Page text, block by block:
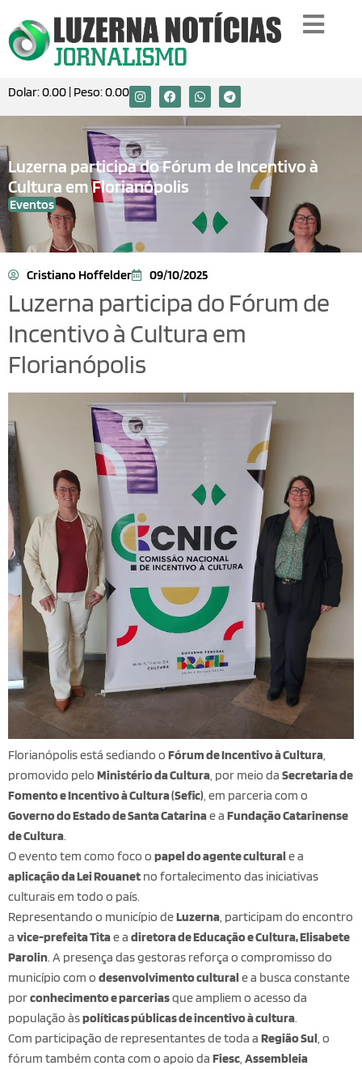
Dolar:0.00 | Peso:0.00
Luzerna participa do Fórum de Incentivo à
Cultura em Florianópolis
Eventos
Cristiano Hoffelder 09/10/2025
Luzerna participa do Fórum de
Incentivo à Cultura em
Florianópolis
Florianópolis está sediando o Fórum de Incentivo à Cultura,
promovido pelo Ministério da Cultura, por meio da Secretaria de
Fomento e Incentivo à Cultura (Sefic), em parceria com o
Governo do Estado de Santa Catarinae a Fundação Catarinense
de Cultura.
O evento tem como foco o papel do agente cultural e a
aplicação da Lei Rouanet no fortalecimento das iniciativas
culturais em todo o país.
Representando o município deLuzerna, participam do encontro
a vice-prefeita Titae a diretora de Educação e Cultura, Elisabete
Parolin. A presença das gestoras reforça o compromisso do
município com o desenvolvimento cultural e a busca constante
porconhecimento e parceriasque ampliem o acesso da
população àspolíticas públicas de incentivo à cultura.
Com participação de representantes de toda a Região Sul, o
fórum também conta com o apoio da Fiesc, Assembleia